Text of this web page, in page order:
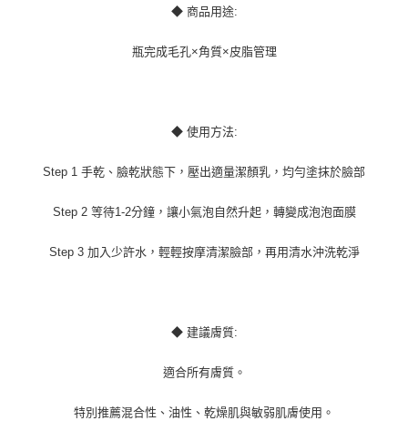
◆ 商品用途:
瓶完成毛孔×角質×皮脂管理
◆ 使用方法:
Step 1 手乾、臉乾狀態下，壓出適量潔顏乳，均勻塗抹於臉部
Step 2 等待1-2分鐘，讓小氣泡自然升起，轉變成泡泡面膜
Step 3 加入少許水，輕輕按摩清潔臉部，再用清水沖洗乾淨
◆ 建議膚質:
適合所有膚質。
特別推薦混合性、油性、乾燥肌與敏弱肌膚使用。